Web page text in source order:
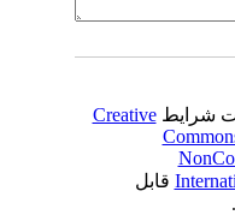
شرایطCreative
قابل